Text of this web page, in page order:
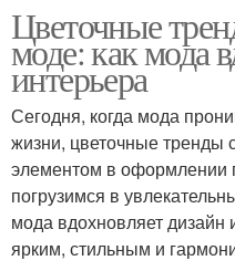
Цветочные
моде: как мода
интерьера
Сегодня, когда мода
жизни, цветочные тренды
элементом в оформлении
погрузимся в
мода вдохновляет дизайн
ярким, стильным и